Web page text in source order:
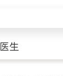
医生